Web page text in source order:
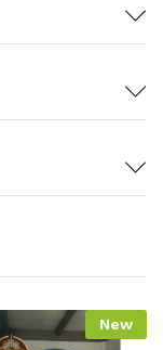
New